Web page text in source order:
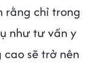
rằng chỉ trong
như tư vấn y
sẽ trở nên